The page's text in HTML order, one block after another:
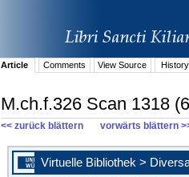
Article
Comments View Source History
M.ch.f.326 Scan 1318
<< zurück blättern vorwärts blättern